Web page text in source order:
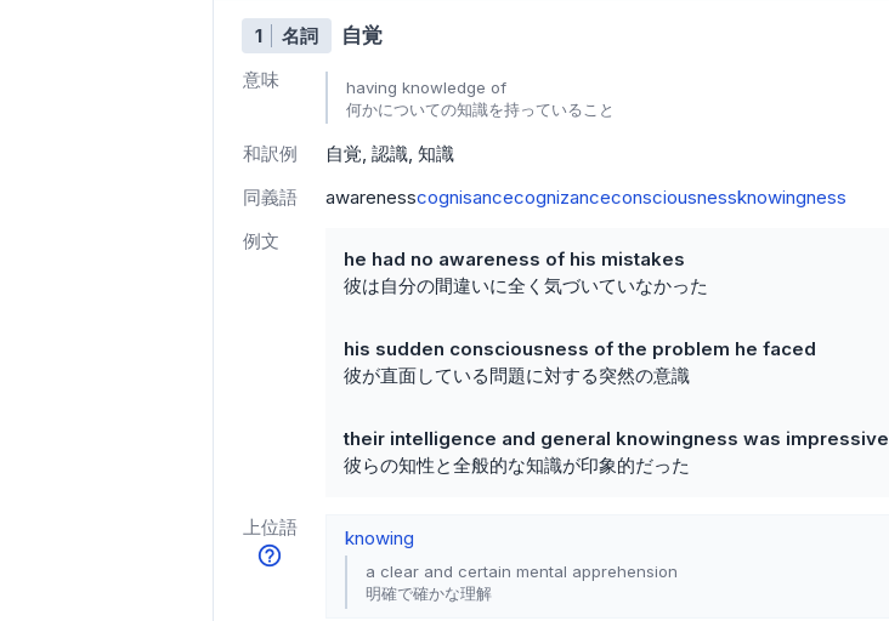
1 名詞 自覚
意味
having knowledge of
何かについての知識を持っていること
和訳例 自覚 認識 知識
同義語
awarenesscognisancecognizanceconsciousnessknowingness
例文
he had no awareness of his mistakes
彼は自分の間違いに全く気づいていなかった
his sudden consciousness of the problem he faced
彼が直面している問題に対する突然の意識
their intelligence and general knowingness was impressive
彼らの知性と全般的な知識が印象的だった
上位語 knowing
a clear and certain mental apprehension
明確で確かな理解